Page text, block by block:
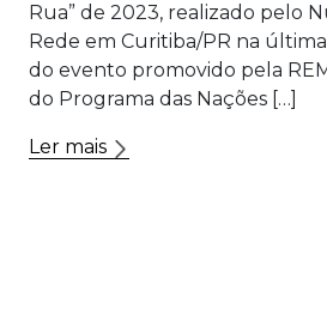
Rua” de 2023, realizado pelo
Rede em Curitiba/PR na
do evento promovido pela
do Programa das Nações […]
Ler mais